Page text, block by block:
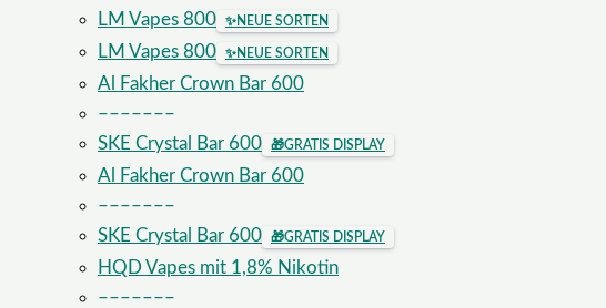
LM Vapes 800
✨NEUE SORTEN
LM Vapes 800 ✨NEUE SORTEN
Al Fakher Crown Bar 600
–––––––
SKE Crystal Bar 600
🎁GRATIS DISPLAY
Al Fakher Crown Bar 600
–––––––
SKE Crystal Bar 600
🎁GRATIS DISPLAY
HQD Vapes mit 1,8% Nikotin
–––––––